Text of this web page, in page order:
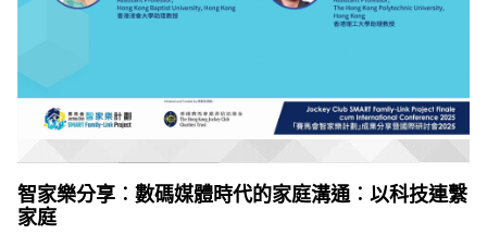
智家樂分享︰數碼媒體時代的家庭溝通︰以科技連繫
家庭